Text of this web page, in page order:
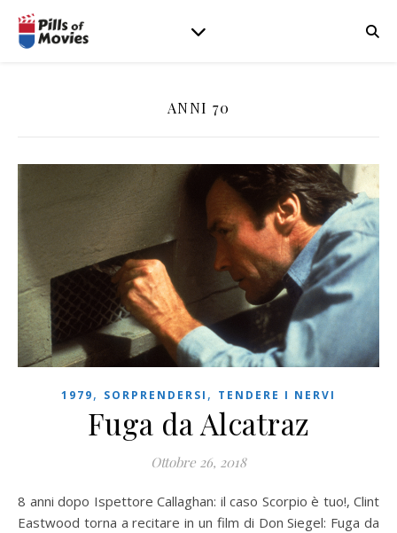
ANNI 70
1979, SORPRENDERSI , TENDERE I NERVI
Fuga da Alcatraz
Ottobre 26, 2018
8 anni dopo Ispettore Callaghan: il caso Scorpio è tuo!, Clint
Eastwood torna a recitare in un film di Don Siegel: Fuga da